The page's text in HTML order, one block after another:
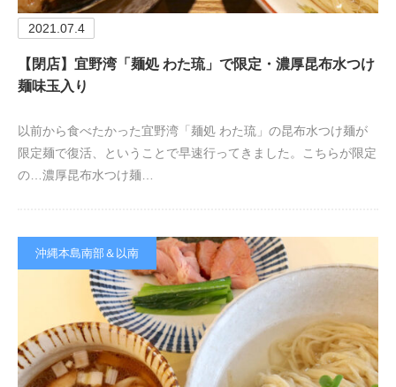
2021.07.4
【閉店】宜野湾「麺処 わた琉」で限定・濃厚昆布水つけ
麺味玉入り
以前から食べたかった宜野湾「麺処 わた琉」の昆布水つけ麺が
限定麺で復活、ということで早速行ってきました。こちらが限定
の…濃厚昆布水つけ麺…
沖縄本島南部＆以南